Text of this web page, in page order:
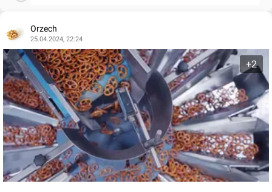
Orzech
25.04.2024, 22:24
+2